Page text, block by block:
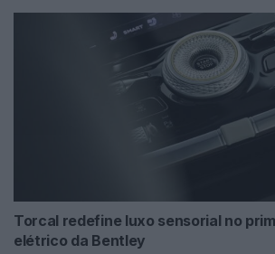
Torcal redefine luxo sensorial no
elétrico da Bentley